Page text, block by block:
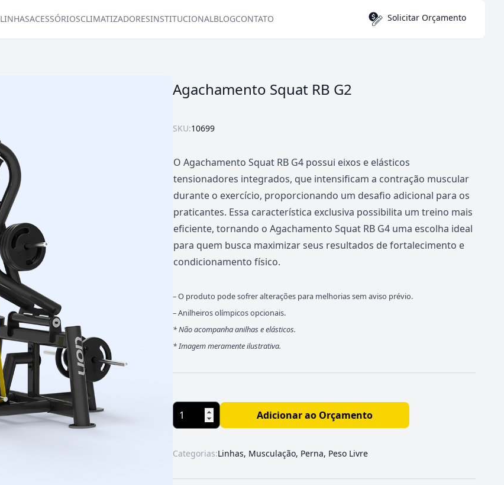
LINHASACESSÓRIOSCLIMATIZADORESINSTITUCIONALBLOGCONTATO Solicitar Orçamento
Agachamento Squat RB G2
SKU:10699
O Agachamento Squat RB G4 possui eixos e elásticos
tensionadores integrados, que intensificam a contração muscular
durante o exercício, proporcionando um desafio adicional para os
praticantes. Essa característica exclusiva possibilita um treino mais
eficiente, tornando o Agachamento Squat RB G4 uma escolha ideal
para quem busca maximizar seus resultados de fortalecimento e
condicionamento físico.
– O produto pode sofrer alterações para melhorias sem aviso prévio.
– Anilheiros olímpicos opcionais.
* Não acompanha anilhas e elásticos.
*Imagem meramente ilustrativa.
Adicionar ao Orçamento
Categorias:Linhas, Musculação, Perna, Peso Livre